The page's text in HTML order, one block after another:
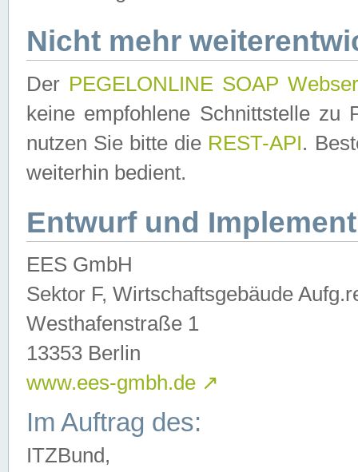
Nicht mehr
Der PEGELONLINE SOAP
keine empfohlene Schnittstelle zu
nutzen Sie bitte die REST-API.
weiterhin bedient.
Entwurf und
EES GmbH
Sektor F, Wirtschaftsgebäude
Westhafenstraße 1
13353 Berlin
www.ees-gmbh.de ↗
Im Auftrag des:
ITZBund,